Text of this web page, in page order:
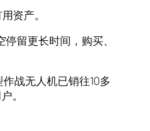
资产。
留更长时间，购买、
战无人机已销往10多
。